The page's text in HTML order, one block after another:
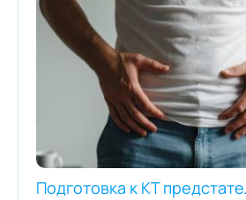
Подготовка к КТ